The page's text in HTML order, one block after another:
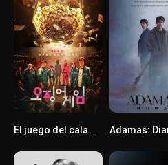
9
El juego del calamar